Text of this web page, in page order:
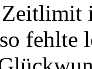
fehlte